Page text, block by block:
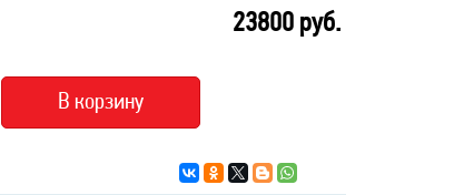
23800 руб.
В корзину